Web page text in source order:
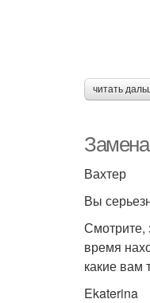
читать
Вахтер
Вы
Смотрите,
время
какие вам
Ekaterina